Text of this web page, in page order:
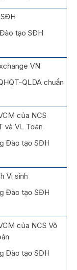
tạo SĐH
VN
QLDA chuẩn
của NCS
và VL Toán
Đào tạo SĐH
Vi sinh
Đào tạo SĐH
của NCS Võ
Đào tạo SĐH